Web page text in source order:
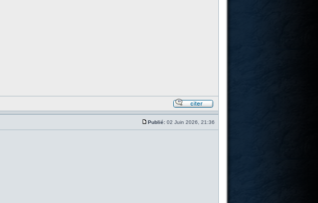
Publié:02 Juin 2026, 21:36